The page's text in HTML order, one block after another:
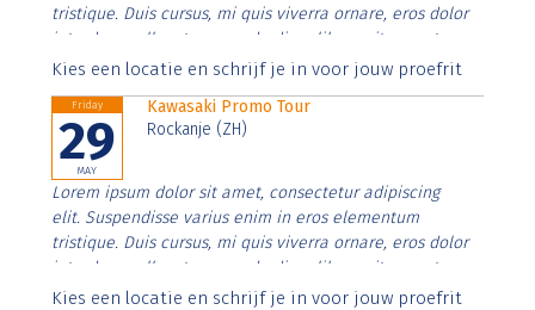
tristique. Duis cursus, mi quis viverra ornare, eros dolor
interdum nulla, ut commodo diam libero vitae erat.
Aenean faucibus nibh et justo cursus id rutrum lorem
Kies een locatie en schrijf je in voor jouw proefrit
Friday
29
MAY
Kawasaki Promo Tour
Rockanje (ZH)
Lorem ipsum dolor sit amet, consectetur adipiscing
elit. Suspendisse varius enim in eros elementum
tristique. Duis cursus, mi quis viverra ornare, eros dolor
interdum nulla, ut commodo diam libero vitae erat.
Aenean faucibus nibh et justo cursus id rutrum lorem
Kies een locatie en schrijf je in voor jouw proefrit